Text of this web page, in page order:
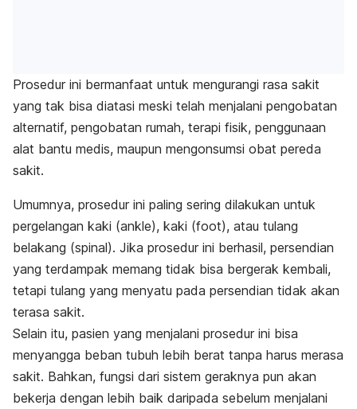
Prosedur ini bermanfaat untuk mengurangi rasa sakit
yang tak bisa diatasi meski telah menjalani pengobatan
alternatif, pengobatan rumah, terapi fisik, penggunaan
alat bantu medis, maupun mengonsumsi obat pereda
sakit.
Umumnya, prosedur ini paling sering dilakukan untuk
pergelangan kaki (ankle), kaki (foot), atau tulang
belakang (spinal). Jika prosedur ini berhasil, persendian
yang terdampak memang tidak bisa bergerak kembali,
tetapi tulang yang menyatu pada persendian tidak akan
terasa sakit.
Selain itu, pasien yang menjalani prosedur ini bisa
menyangga beban tubuh lebih berat tanpa harus merasa
sakit. Bahkan, fungsi dari sistem geraknya pun akan
bekerja dengan lebih baik daripada sebelum menjalani